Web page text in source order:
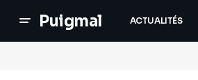
Puigmal ACTUALITÉS